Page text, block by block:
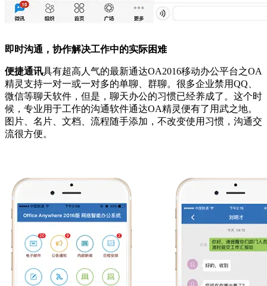
即时沟通，协作解决工作中的实际困难
便捷通讯具有超高人气的最新通达OA2016移动办公平台之OA
精灵支持一对一或一对多的单聊、群聊。很多企业禁用QQ、
微信等聊天软件，但是，聊天办公的习惯已经养成了。这个时
候，专业用于工作的沟通软件通达OA精灵便有了用武之地。
图片、名片、文档、流程随手添加，不改变使用习惯，沟通交
流很方便。